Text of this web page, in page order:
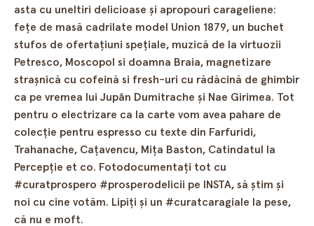
asta cu uneltiri delicioase şi apropouri carageliene:
feţe de masă cadrilate model Union 1879, un buchet
stufos de ofertaţiuni speţiale, muzică de la virtuozii
Petresco, Moscopol si doamna Braia, magnetizare
straşnică cu cofeină si fresh-uri cu rădăcină de ghimbir
ca pe vremea lui Jupân Dumitrache şi Nae Girimea. Tot
pentru o electrizare ca la carte vom avea pahare de
colecţie pentru espresso cu texte din Farfuridi,
Trahanache, Caţavencu, Mița Baston, Catindatul la
Percepţie et co. Fotodocumentaţi tot cu
#curatprospero #prosperodelicii pe INSTA, să ştim şi
noi cu cine votăm. Lipiţi şi un #curatcaragiale la pese,
că nu e moft.